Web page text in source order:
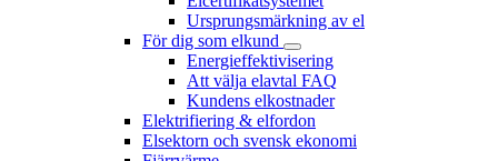
Ursprungsmärkning av el
För dig som elkund
Energieffektivisering
Att välja elavtal FAQ
Kundens elkostnader
Elektrifiering & elfordon
Elsektorn och svensk ekonomi